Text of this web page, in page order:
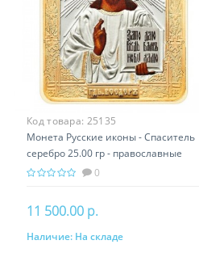
Код товара: 25135
Монета Русские иконы - Спаситель
серебро 25.00 гр - православные
святыни
0
11 500.00 р.
В корзину
Наличие: На складе